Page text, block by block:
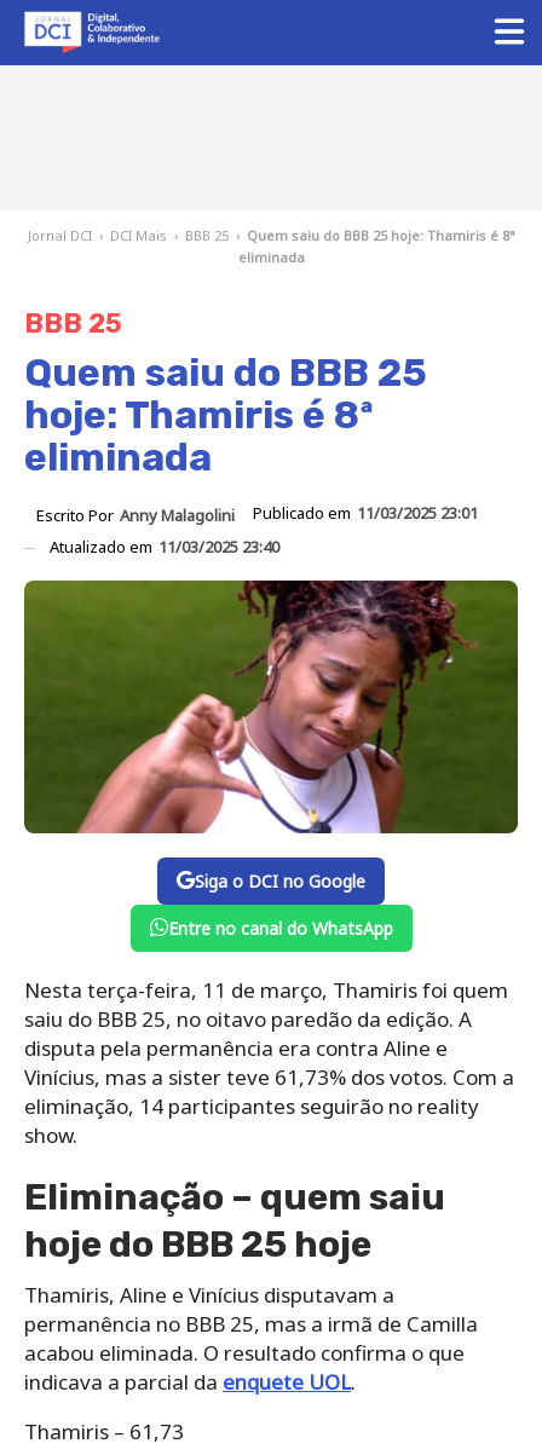
Jornal DCI › DCI Mais › BBB 25 › Quem saiu do BBB 25 hoje: Thamiris é 8ª
eliminada
BBB 25
Quem saiu do BBB 25
hoje: Thamiris é 8ª
eliminada
Escrito Por Anny Malagolini Publicado em 11/03/2025 23:01
Atualizado em 11/03/2025 23:40
Siga o DCI no Google
Entre no canal do WhatsApp
Nesta terça-feira, 11 de março, Thamiris foi quem
saiu do BBB 25, no oitavo paredão da edição. A
disputa pela permanência era contra Aline e
Vinícius, mas a sister teve 61,73% dos votos. Com a
eliminação, 14 participantes seguirão no reality
show.
Eliminação – quem saiu
hoje do BBB 25 hoje
Thamiris, Aline e Vinícius disputavam a
permanência no BBB 25, mas a irmã de Camilla
acabou eliminada. O resultado confirma o que
indicava a parcial da enquete UOL.
Thamiris – 61,73